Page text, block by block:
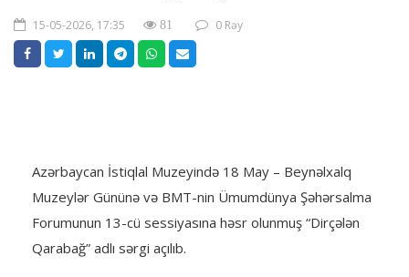
15-05-2026, 17:35 81 0 Rəy
Azərbaycan İstiqlal Muzeyində 18 May – Beynəlxalq
Muzeylər Gününə və BMT-nin Ümumdünya Şəhərsalma
Forumunun 13-cü sessiyasına həsr olunmuş “Dirçələn
Qarabağ” adlı sərgi açılıb.